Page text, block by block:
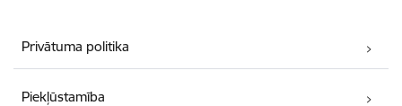
Privātuma politika
Piekļūstamība